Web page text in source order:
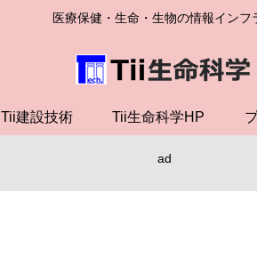
医療保健・生命・生物の情報インフ
Tii建設技術 Tii生命科学HP
ad